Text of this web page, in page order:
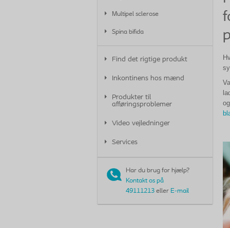
Multipel sclerose
Spina bifida
Find det rigtige produkt
Inkontinens hos mænd
Produkter til
afføringsproblemer
Video vejledninger
Services
Har du brug for hjælp?
Kontakt os på
49111213 eller E-mail